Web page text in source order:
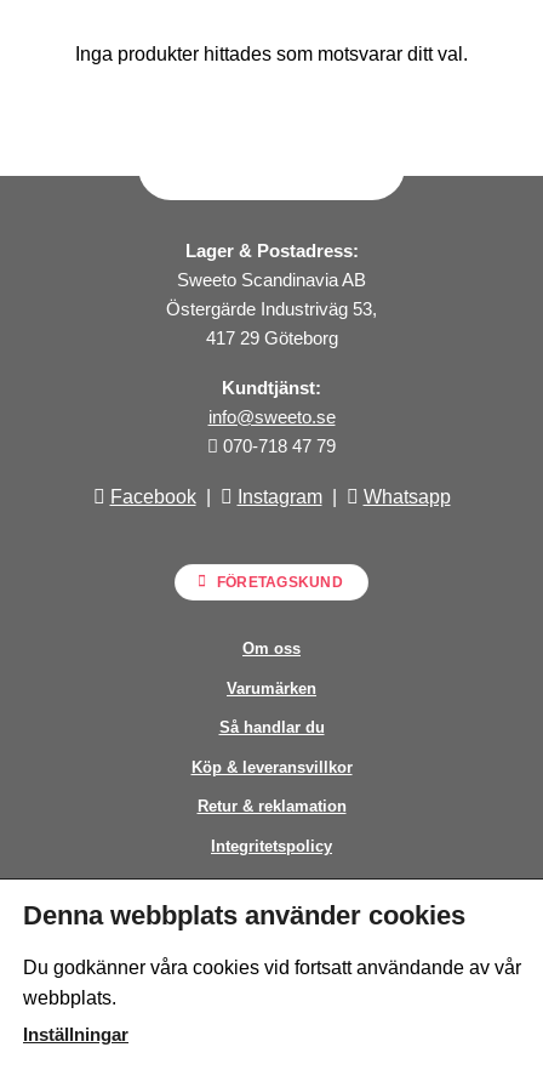
Inga produkter hittades som motsvarar ditt val.
Lager & Postadress:
Sweeto Scandinavia AB
Östergärde Industriväg 53,
417 29 Göteborg
Kundtjänst:
info@sweeto.se
070-718 47 79
Facebook| Instagram| Whatsapp
FÖRETAGSKUND
Om oss
Varumärken
Så handlar du
Köp & leveransvillkor
Retur & reklamation
Integritetspolicy
Kontakt
This site is protected by reCAPTCHA and the GooglePrivacy Policyand
Denna webbplats använder cookies
Du godkänner våra cookies vid fortsatt användande av vår
webbplats.
Inställningar